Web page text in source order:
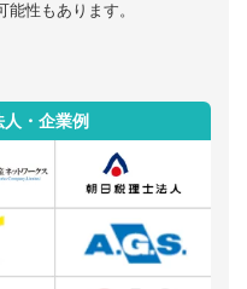
性もあります。
・企業例